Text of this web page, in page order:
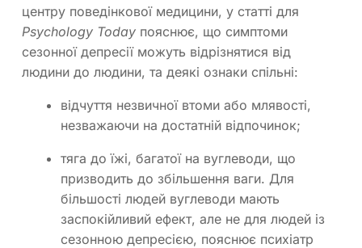
центру поведінкової медицини, у статті для
Psychology Today пояснює, що симптоми
сезонної депресії можуть відрізнятися від
людини до людини, та деякі ознаки спільні:
відчуття незвичної втоми або млявості,
незважаючи на достатній відпочинок;
тяга до їжі, багатої на вуглеводи, що
призводить до збільшення ваги. Для
більшості людей вуглеводи мають
заспокійливий ефект, але не для людей із
сезонною депресією, пояснює психіатр